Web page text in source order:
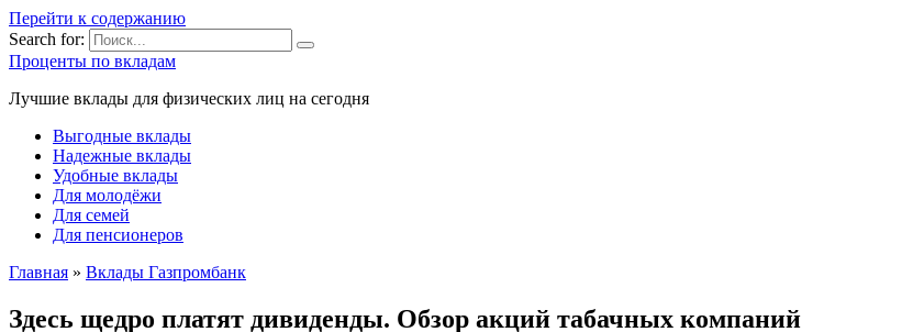
Перейти к содержанию
Search for:
Проценты по вкладам
Лучшие вклады для физических лиц на сегодня
Выгодные вклады
Надежные вклады
Удобные вклады
Для молодёжи
Для семей
Для пенсионеров
Главная » Вклады Газпромбанк
Здесь щедро платят дивиденды. Обзор акций табачных компаний